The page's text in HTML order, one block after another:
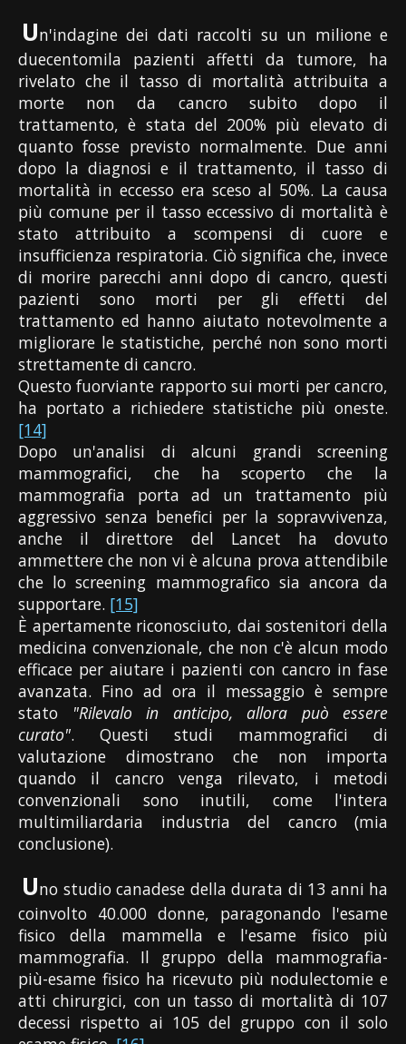
Un'indagine dei dati raccolti su un milione e
duecentomila pazienti affetti da tumore, ha
rivelato che il tasso di mortalità attribuita a
morte non da cancro subito dopo il
trattamento, è stata del 200% più elevato di
quanto fosse previsto normalmente. Due anni
dopo la diagnosi e il trattamento, il tasso di
mortalità in eccesso era sceso al 50%. La causa
più comune per il tasso eccessivo di mortalità è
stato attribuito a scompensi di cuore e
insufficienza respiratoria. Ciò significa che, invece
di morire parecchi anni dopo di cancro, questi
pazienti sono morti per gli effetti del
trattamento ed hanno aiutato notevolmente a
migliorare le statistiche, perché non sono morti
strettamente di cancro.
Questo fuorviante rapporto sui morti per cancro,
ha portato a richiedere statistiche più oneste.
[14]
Dopo un'analisi di alcuni grandi screening
mammografici, che ha scoperto che la
mammografia porta ad un trattamento più
aggressivo senza benefici per la sopravvivenza,
anche il direttore del Lancet ha dovuto
ammettere che non vi è alcuna prova attendibile
che lo screening mammografico sia ancora da
supportare. [15]
È apertamente riconosciuto, dai sostenitori della
medicina convenzionale, che non c'è alcun modo
efficace per aiutare i pazienti con cancro in fase
avanzata. Fino ad ora il messaggio è sempre
stato
"Rilevalo in anticipo, allora può essere
curato". Questi studi mammografici di
valutazione dimostrano che non importa
quando il cancro venga rilevato, i metodi
convenzionali sono inutili, come l'intera
multimiliardaria industria del cancro (mia
conclusione).
Uno studio canadese della durata di 13 anni ha
coinvolto 40.000 donne, paragonando l'esame
fisico della mammella e l'esame fisico più
mammografia. Il gruppo della mammografia-
più-esame fisico ha ricevuto più nodulectomie e
atti chirurgici, con un tasso di mortalità di 107
decessi rispetto ai 105 del gruppo con il solo